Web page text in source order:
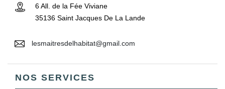
6 All. de la Fée Viviane
35136 Saint Jacques De La Lande
lesmaitresdelhabitat@gmail.com
NOS SERVICES